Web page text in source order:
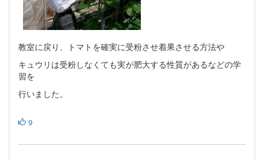
教室に戻り、トマトを確実に受粉させ着果させる方法や
キュウリは受粉しなくても実が肥大する性質があるなどの学
習を
行いました。
9